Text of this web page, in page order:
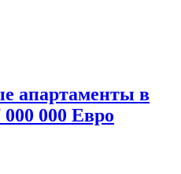
апартаменты в
000 Евро